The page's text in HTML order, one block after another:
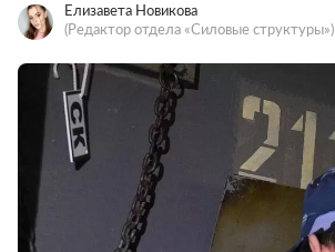
Елизавета Новикова
(Редактор отдела «Силовые структуры»)